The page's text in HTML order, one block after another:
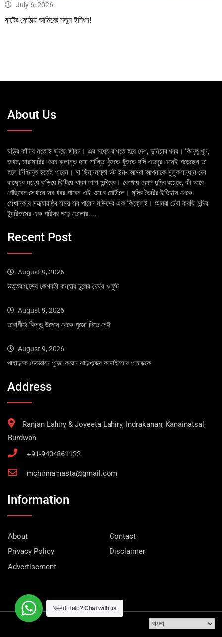
July 6, 2026
ষাটের কোঠায় আমিরের নতুন ইনিংস!
About Us
ঘড়ির কাঁটার মতোই ছুটছে জীবন। এর মধ্যে রাখতে হবে দেশ, দুনিয়ার খবর। কিন্তু খুন,
জখম, মারামারির খবরে ক্লান্ত হয়ে শান্তি খুঁজতে খুঁজতে যদি এতদূর এসেই পড়েছেন তা
হলে নিশ্চিন্ত হতেই পারেন। মা ছিন্নমস্তা ডট ইন- আমরা আপনাকে সুলুকসন্ধান দেব
রাজ্যের মধ্যে ছড়িয়ে ছিটিয়ে থাকা নানা মন্দিরের। কোথায় কোন মন্দির রয়েছে, কী ভাবে
পৌঁছবেন সেখানে সব খবর পাবেন এই ওয়েব পোর্টালে। মন্দির তৈরির ইতিহাস থেকে
সেখানকার সন্ধ্যারতির সময় সব পাবেন মাউসের এক কিক্লেই। আমরা চেষ্টা করছি মন্দির
ট্যুরিজমের এক পরিসর গড়ে তোলার....
Recent Post
August 9, 2026
উত্তরাখান্ডের কেশবতী কন্যার চুলের দৈর্ঘ্য ৯ ফুট
August 9, 2026
তারাপীঠে কিন্তু উপোস থেকে পুজো দিতে নেই
August 9, 2026
পাহাড়কে দেবজ্ঞানে পুজো করেন ঝাড়খন্ডের কানাইসোর পাহাড়কে
Address
Ranjan Lahiry & Joyeeta Lahiry, Indrakanan, Kanainatsal,
Burdwan
+91-9434861122
mchinnamasta@gmail.com
Information
About
Contact
Privacy Policy
Disclaimer
Advertisement
Need Help?Chat with us